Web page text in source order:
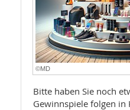
©MD
Bitte haben Sie noch
Gewinnspiele folgen in